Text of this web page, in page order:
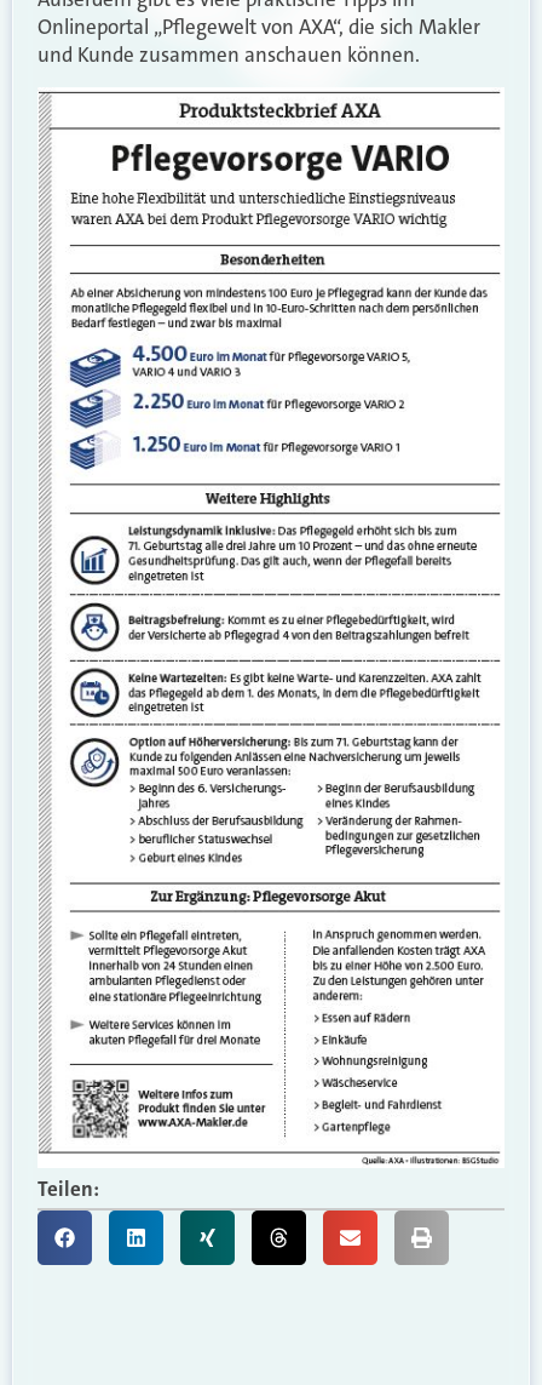
Onlineportal „Pflegewelt von AXA“, die sich Makler
und Kunde zusammen anschauen können.
Teilen: